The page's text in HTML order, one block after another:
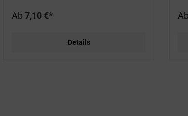
Ab 7,10 €*
Details
Ab